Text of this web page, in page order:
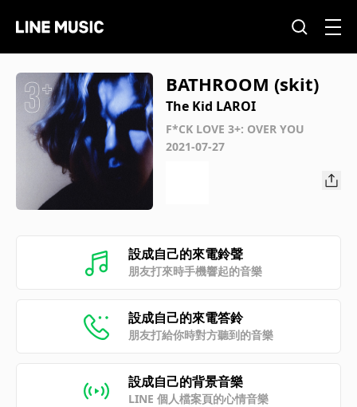
BATHROOM (skit)
The Kid LAROI
F*CK LOVE 3+: OVER YOU
2021-07-27
設成自己的來電鈴聲
朋友打來時手機響起的音樂
設成自己的來電答鈴
朋友打給你時對方聽到的音樂
設成自己的背景音樂
LINE 個人檔案頁的心情音樂